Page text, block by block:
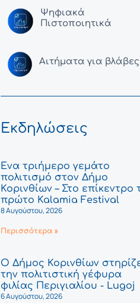
Ψηφιακά
Πιστοποιητικά
Αιτήματα για βλάβες
Εκδηλώσεις
Ένα τριήμερο γεμάτο
πολιτισμό στον Δήμο
Κορινθίων – Στο επίκεντρο
πρώτο Kalamia Festival
8 Αυγούστου, 2026
Περισσότερα »
Ο Δήμος Κορινθίων
την πολιτιστική γέφυρα
φιλίας Περιγιαλίου - Lugoj
6 Αυγούστου, 2026